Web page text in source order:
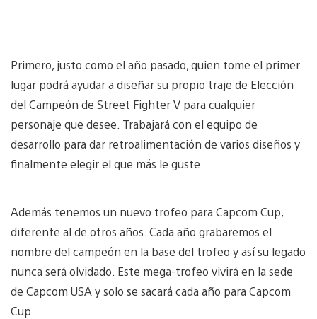
Primero, justo como el año pasado, quien tome el primer
lugar podrá ayudar a diseñar su propio traje de Elección
del Campeón de Street Fighter V para cualquier
personaje que desee. Trabajará con el equipo de
desarrollo para dar retroalimentación de varios diseños y
finalmente elegir el que más le guste.
Además tenemos un nuevo trofeo para Capcom Cup,
diferente al de otros años. Cada año grabaremos el
nombre del campeón en la base del trofeo y así su legado
nunca será olvidado. Este mega-trofeo vivirá en la sede
de Capcom USA y solo se sacará cada año para Capcom
Cup.